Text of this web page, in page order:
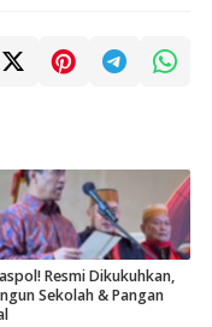
Resmi Dikukuhkan,
Sekolah & Pangan